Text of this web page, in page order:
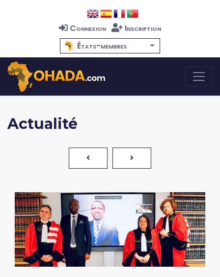
Connexion
Inscription
États-membres
Actualité